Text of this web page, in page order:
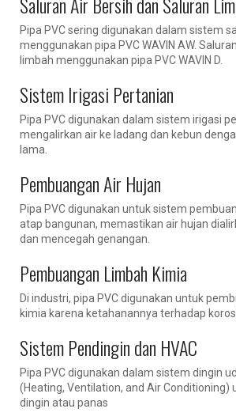
Pipa PVC sering digunakan dalam sistem
menggunakan pipa PVC WAVIN AW.
limbah menggunakan pipa PVC WAVIN D.
Sistem Irigasi Pertanian
Pipa PVC digunakan dalam sistem irigasi
mengalirkan air ke ladang dan kebun
lama.
Pembuangan Air Hujan
Pipa PVC digunakan untuk sistem
atap bangunan, memastikan air hujan
dan mencegah genangan.
Pembuangan Limbah Kimia
Di industri, pipa PVC digunakan untuk
kimia karena ketahanannya terhadap
Sistem Pendingin dan HVAC
Pipa PVC digunakan dalam sistem dingin
(Heating, Ventilation, and Air Conditioning)
dingin atau panas